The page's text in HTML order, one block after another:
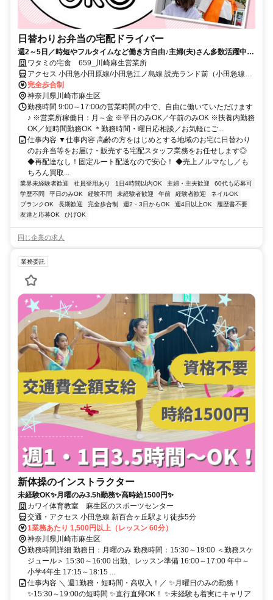
日替わりお弁当の宅配ドライバー
週2～5日／時短やフルタイムなど働き方自由♪主婦(夫)さん多数活躍中！
サポート体制バッチリなのでお子さんの行事でのお休みなども取りやす
い◎
ワタミの宅食 659_川崎麻生営業所
アクセス 小田急小田原線/小田急江ノ島線 読売ランド前（小田急線）
南口徒歩約33分、小田急小田原線/東京メトロ千代田線 百合ヶ丘南口
徒歩約33分、小田急多摩線 新百合ヶ丘南口徒歩約34分
完全歩合制
神奈川県川崎市麻生区
勤務時間 9:00～17:00の営業時間の中で、自由に働いていただけます
♪ ※営業所稼働日：月～金 ※平日のみOK／午前のみOK ※扶養内勤務
OK／短時間勤務OK ＊勤務時間・曜日応相談／お気軽にご...
仕事内容 ▼仕事内容 高齢の方をはじめとする地域のお宅に日替わり
のお弁当等をお届け・販売する宅配スタッフ業務をお任せします◎
◆再配達なし！固定ルート配送なので安心！ ◆売上ノルマなし／も
ちろん買取...
業界未経験者歓迎 社員登用あり 1日4時間以内OK 主婦・主夫歓迎
60代も応募可
学歴不問
平日のみOK 経験不問 未経験者歓迎 午前 経験者歓迎
ネイルOK
ブランクOK
長期歓迎 完全歩合制 週2・3日からOK 週4日以上OK
履歴書不要
友達と応募OK
ひげOK
同じ企業の求人
業務委託
新体操のインストラクター
未経験OK✨月曜のみ3.5h勤務✨高時給1500円✨
カワイ体育教室 麻生区のスポーツセンター
交通・アクセス 小田急線 新百合ヶ丘駅より徒歩5分
1業務あたり 1,500円以上（レッスン 60分）
神奈川県川崎市麻生区
勤務時間詳細 勤務日：月曜のみ 勤務時間：15:30～19:00 ＜勤務スケ
ジュール＞ 15:30～16:00 出勤、レッスン準備 16:00～17:00 年中～
小学4年生 17:15～18:15 ...
仕事内容 ＼ 週1勤務・短時間・高収入！／ ✨月曜日のみの勤務！
✨15:30～19:00の短時間 ✨直行直帰OK！ ✨未経験も着実にキャリア